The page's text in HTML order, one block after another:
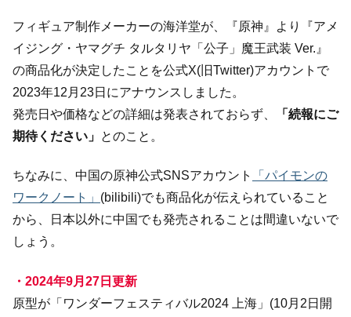
フィギュア制作メーカーの海洋堂が、『原神』より『アメ
イジング・ヤマグチ タルタリヤ「公子」魔王武装 Ver.』
の商品化が決定したことを公式X(旧Twitter)アカウントで
2023年12月23日にアナウンスしました。
発売日や価格などの詳細は発表されておらず、
「続報にご
期待ください」 とのこと。
ちなみに、中国の原神公式SNSアカウント
「パイモンの
ワークノート」 (bilibili)でも商品化が伝えられていること
から、日本以外に中国でも発売されることは間違いないで
しょう。
・2024年9月27日更新
原型が「ワンダーフェスティバル2024 上海」(10月2日開